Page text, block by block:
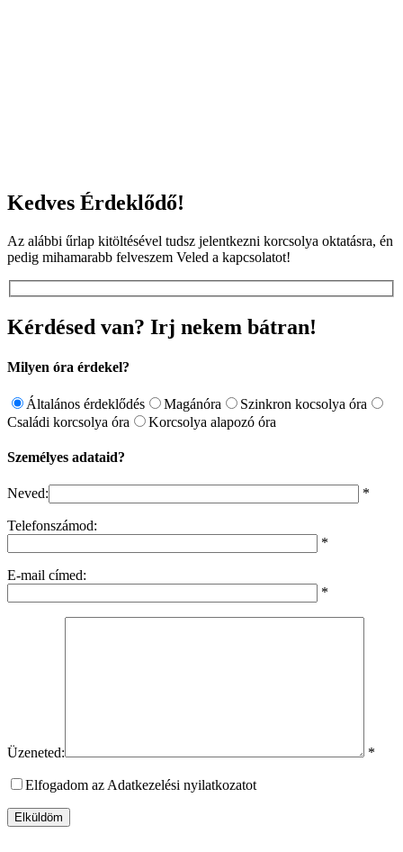
Kedves Érdeklődő!
Az alábbi űrlap kitöltésével tudsz jelentkezni korcsolya oktatásra, én
pedig mihamarabb felveszem Veled a kapcsolatot!
Kérdésed van? Irj nekem bátran!
Milyen óra érdekel?
Általános érdeklődés Magánóra
Szinkron kocsolya óra
Családi korcsolya óra
Korcsolya alapozó óra
Személyes adataid?
Neved: *
Telefonszámod:
*
E-mail címed:
*
Üzeneted: *
Elfogadom az Adatkezelési nyilatkozatot